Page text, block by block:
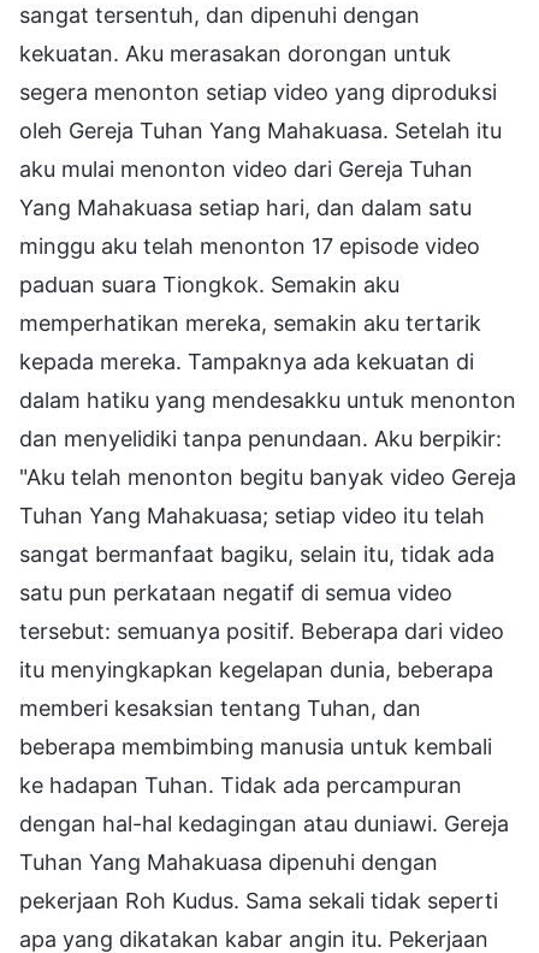
sangat tersentuh, dan dipenuhi dengan
kekuatan. Aku merasakan dorongan untuk
segera menonton setiap video yang diproduksi
oleh Gereja Tuhan Yang Mahakuasa. Setelah itu
aku mulai menonton video dari Gereja Tuhan
Yang Mahakuasa setiap hari, dan dalam satu
minggu aku telah menonton 17 episode video
paduan suara Tiongkok. Semakin aku
memperhatikan mereka, semakin aku tertarik
kepada mereka. Tampaknya ada kekuatan di
dalam hatiku yang mendesakku untuk menonton
dan menyelidiki tanpa penundaan. Aku berpikir:
"Aku telah menonton begitu banyak video Gereja
Tuhan Yang Mahakuasa; setiap video itu telah
sangat bermanfaat bagiku, selain itu, tidak ada
satu pun perkataan negatif di semua video
tersebut: semuanya positif. Beberapa dari video
itu menyingkapkan kegelapan dunia, beberapa
memberi kesaksian tentang Tuhan, dan
beberapa membimbing manusia untuk kembali
ke hadapan Tuhan. Tidak ada percampuran
dengan hal-hal kedagingan atau duniawi. Gereja
Tuhan Yang Mahakuasa dipenuhi dengan
pekerjaan Roh Kudus. Sama sekali tidak seperti
apa yang dikatakan kabar angin itu. Pekerjaan